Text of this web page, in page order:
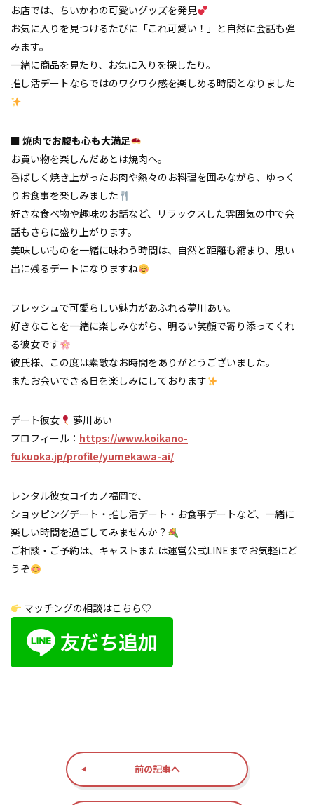
お店では、ちいかわの可愛いグッズを発見
お気に入りを見つけるたびに「これ可愛い！」と自然に会話も弾
みます。
一緒に商品を見たり、お気に入りを探したり。
推し活デートならではのワクワク感を楽しめる時間となりました
■ 焼肉でお腹も心も大満足
お買い物を楽しんだあとは焼肉へ。
香ばしく焼き上がったお肉や熱々のお料理を囲みながら、ゆっく
りお食事を楽しみました
好きな食べ物や趣味のお話など、リラックスした雰囲気の中で会
話もさらに盛り上がります。
美味しいものを一緒に味わう時間は、自然と距離も縮まり、思い
出に残るデートになりますね
フレッシュで可愛らしい魅力があふれる夢川あい。
好きなことを一緒に楽しみながら、明るい笑顔で寄り添ってくれ
る彼女です
彼氏様、この度は素敵なお時間をありがとうございました。
またお会いできる日を楽しみにしております
デート彼女
夢川あい
プロフィール： https://www.koikano-
fukuoka.jp/profile/yumekawa-ai/
レンタル彼女コイカノ福岡で、
ショッピングデート・推し活デート・お食事デートなど、一緒に
楽しい時間を過ごしてみませんか？
ご相談・ご予約は、キャストまたは運営公式LINEまでお気軽にど
うぞ
マッチングの相談はこちら♡
前の記事へ